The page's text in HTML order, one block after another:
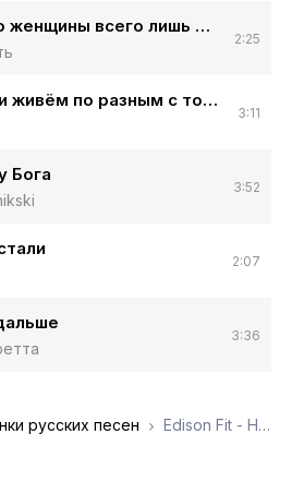
Я просто женщины всего лишь женщины
2:25
Вот так и живём по разным с тобой городам
3:11
Бога
3:52
2:07
3:36
русских песен Edison Fit - Нам нужно расстаться